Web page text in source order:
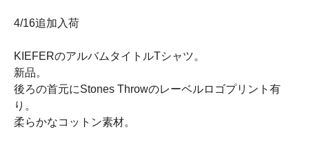
4/16追加入荷
KIEFERのアルバムタイトルTシャツ。
新品。
後ろの首元にStones Throwのレーベルロゴプリント有
り。
柔らかなコットン素材。